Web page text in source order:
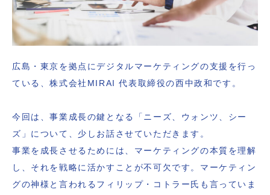
広島・東京を拠点にデジタルマーケティングの支援を行っ
ている、株式会社MIRAI 代表取締役の西中政和です。
今回は、事業成長の鍵となる「ニーズ、ウォンツ、シー
ズ」について、少しお話させていただきます。
事業を成長させるためには、マーケティングの本質を理解
し、それを戦略に活かすことが不可欠です。マーケティン
グの神様と言われるフィリップ・コトラー氏も言っていま